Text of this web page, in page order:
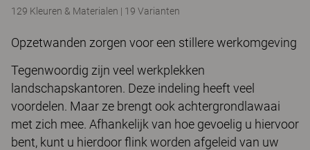
129 Kleuren & Materialen | 19 Varianten
Opzetwanden zorgen voor een stillere werkomgeving
Tegenwoordig zijn veel werkplekken
landschapskantoren. Deze indeling heeft veel
voordelen. Maar ze brengt ook achtergrondlawaai
met zich mee. Afhankelijk van hoe gevoelig u hiervoor
bent, kunt u hierdoor flink worden afgeleid van uw